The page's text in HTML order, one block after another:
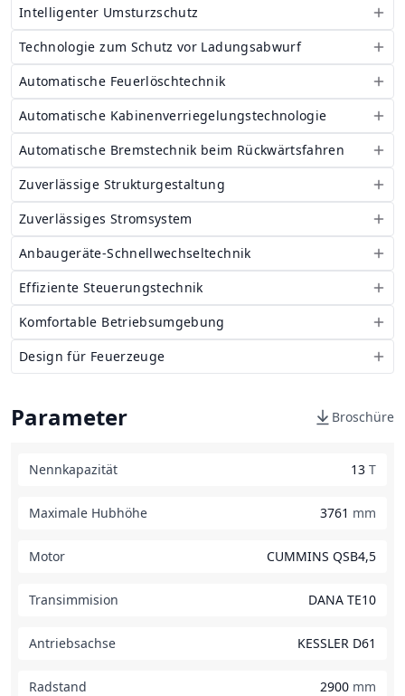
Intelligenter Umsturzschutz
Technologie zum Schutz vor Ladungsabwurf
Automatische Feuerlöschtechnik
Automatische Kabinenverriegelungstechnologie
Automatische Bremstechnik beim Rückwärtsfahren
Zuverlässige Strukturgestaltung
Zuverlässiges Stromsystem
Anbaugeräte-Schnellwechseltechnik
Effiziente Steuerungstechnik
Komfortable Betriebsumgebung
Design für Feuerzeuge
Parameter Broschüre
Nennkapazität 13 T
Maximale Hubhöhe 3761 mm
Motor CUMMINS QSB4,5
Transimmision DANA TE10
Antriebsachse KESSLER D61
Radstand 2900 mm